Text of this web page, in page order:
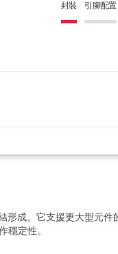
封裝 引腳配置
形成。它支援更大型元件
穩定性。